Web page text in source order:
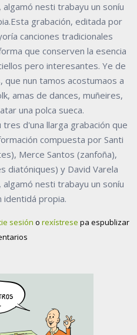
nesti trabayu un soníu
grabación, editada por
canciones tradicionales
que conserven la esencia
pero interesantes. Ye de
nun tamos acostumaos a
amas de dances, muñeires,
una polca sueca.
tres d'una llarga grabación que
compuesta por Santi
Merce Santos (zanfoña),
diatóniques) y David Varela
nesti trabayu un soníu
identidá propia.
sesión o rexístrese pa espublizar